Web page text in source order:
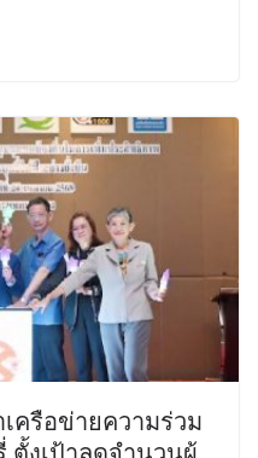
ครือข่ายความร่วม